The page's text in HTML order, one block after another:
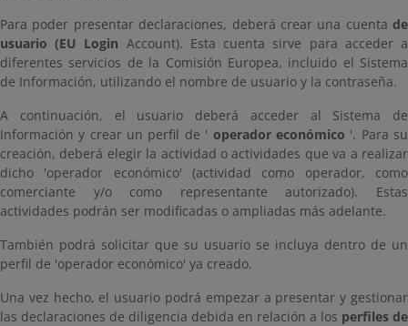
Para poder presentar declaraciones, deberá crear una cuenta de
usuario (EU Login Account). Esta cuenta sirve para acceder a
diferentes servicios de la Comisión Europea, incluido el Sistema
de Información, utilizando el nombre de usuario y la contraseña.
A continuación, el usuario deberá acceder al Sistema de
Información y crear un perfil de ' operador económico '. Para su
creación, deberá elegir la actividad o actividades que va a realizar
dicho 'operador económico' (actividad como operador, como
comerciante y/o como representante autorizado). Estas
actividades podrán ser modificadas o ampliadas más adelante.
También podrá solicitar que su usuario se incluya dentro de un
perfil de 'operador económico' ya creado.
Una vez hecho, el usuario podrá empezar a presentar y gestionar
las declaraciones de diligencia debida en relación a los perfiles de